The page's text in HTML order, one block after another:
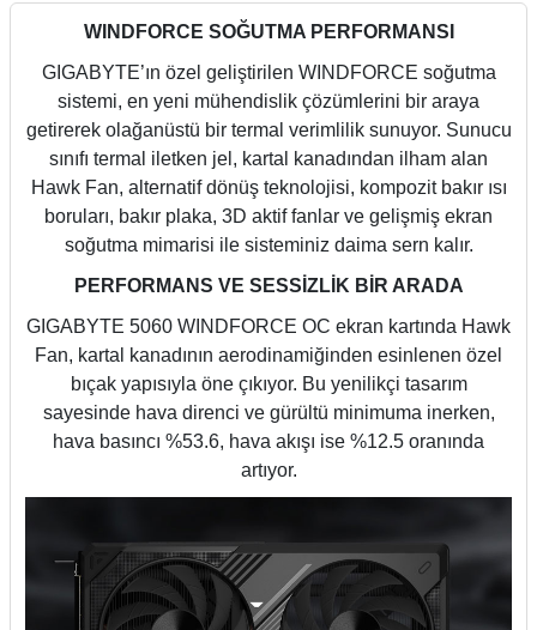
WINDFORCE SOĞUTMA PERFORMANSI
GIGABYTE’ın özel geliştirilen WINDFORCE soğutma
sistemi, en yeni mühendislik çözümlerini bir araya
getirerek olağanüstü bir termal verimlilik sunuyor. Sunucu
sınıfı termal iletken jel, kartal kanadından ilham alan
Hawk Fan, alternatif dönüş teknolojisi, kompozit bakır ısı
boruları, bakır plaka, 3D aktif fanlar ve gelişmiş ekran
soğutma mimarisi ile sisteminiz daima sern kalır.
PERFORMANS VE SESSİZLİK BİR ARADA
GIGABYTE 5060 WINDFORCE OC ekran kartında Hawk
Fan, kartal kanadının aerodinamiğinden esinlenen özel
bıçak yapısıyla öne çıkıyor. Bu yenilikçi tasarım
sayesinde hava direnci ve gürültü minimuma inerken,
hava basıncı %53.6, hava akışı ise %12.5 oranında
artıyor.